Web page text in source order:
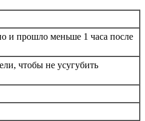
и прошло меньше 1 часа после
чтобы не усугубить